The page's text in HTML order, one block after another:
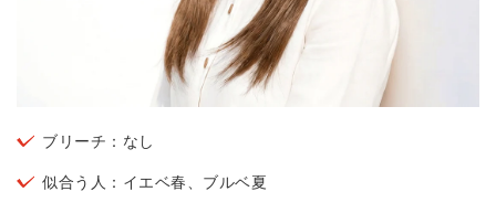
ブリーチ：なし
似合う人：イエベ春、ブルベ夏